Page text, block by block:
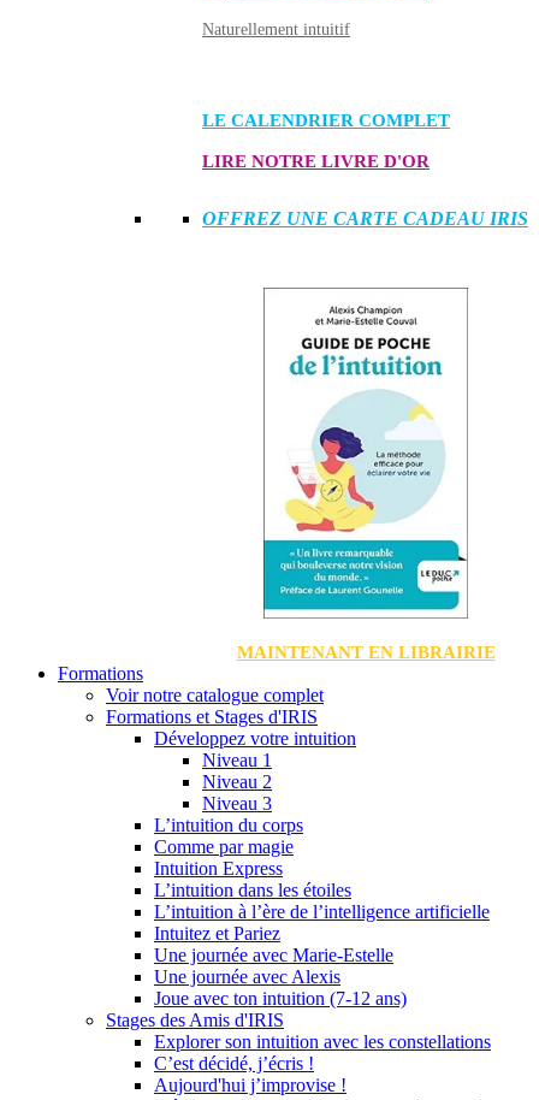
Naturellement intuitif
LE CALENDRIER COMPLET
LIRE NOTRE LIVRE D'OR
OFFREZ UNE CARTE CADEAU IRIS
MAINTENANT EN LIBRAIRIE
Formations
Voir notre catalogue complet
Formations et Stages d'IRIS
Développez votre intuition
Niveau 1
Niveau 2
Niveau 3
L’intuition du corps
Comme par magie
Intuition Express
L’intuition dans les étoiles
L’intuition à l’ère de l’intelligence artificielle
Intuitez et Pariez
Une journée avec Marie-Estelle
Une journée avec Alexis
Joue avec ton intuition (7-12 ans)
Stages des Amis d'IRIS
Explorer son intuition avec les constellations
C’est décidé, j’écris !
Aujourd'hui j’improvise !